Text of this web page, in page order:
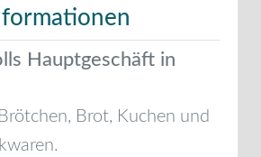
Hauptgeschäft in
Brot, Kuchen und